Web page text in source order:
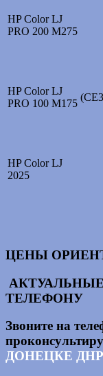
HP Color LJ
PRO 200 M275
HP Color LJ
PRO 100 M175
HP Color LJ
2025
ЦЕНЫ
ТЕЛЕФОНУ
Звоните на
ДОНЕЦКЕ ДНР